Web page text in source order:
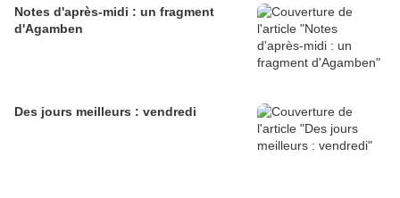
Notes d'après-midi : un fragment
d'Agamben
Des jours meilleurs : vendredi